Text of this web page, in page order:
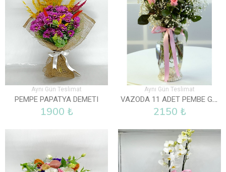
Aynı Gün Teslimat
PEMPE PAPATYA DEMETI
1900 ₺
Aynı Gün Teslimat
VAZODA 11 ADET PEMBE GÜL
2150 ₺